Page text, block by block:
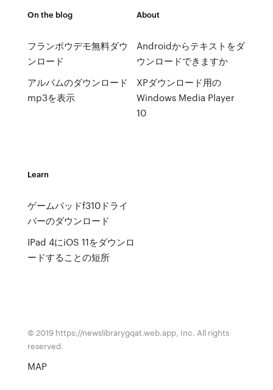
On the blog
フランボウデモ無料ダウ
ンロード
アルバムのダウンロード
mp3を表示
About
Androidからテキストをダ
ウンロードできますか
XPダウンロード用の
Windows Media Player
10
Learn
ゲームパッドf310ドライ
バーのダウンロード
IPad 4にiOS 11をダウンロ
ードすることの短所
© 2019 https://newslibrarygqat.web.app, Inc. All rights
reserved.
MAP